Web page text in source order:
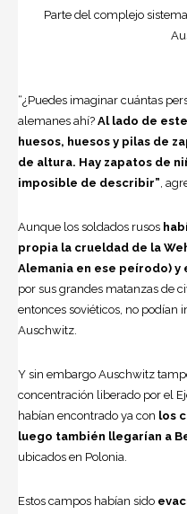
Parte del complejo
“¿Puedes imaginar cuántas
alemanes ahí? Al lado de
huesos, huesos y pilas de
de altura. Hay zapatos de
imposible de describir”,
Aunque los soldados rusos
propia la crueldad de la
Alemania en ese peírodo) y
por sus grandes matanzas de
entonces soviéticos, no podían
Auschwitz.
Y sin embargo Auschwitz
concentración liberado por el
habían encontrado ya con los
luego también llegarían a
ubicados en Polonia.
Estos campos habían sido